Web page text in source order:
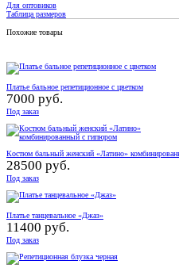
Для оптовиков
Таблица размеров
Похожие товары
Платье бальное репетиционное с цветком
7000 руб.
Под заказ
Костюм бальный женский «Латино»
28500 руб.
Под заказ
Платье танцевальное «Джаз»
11400 руб.
Под заказ